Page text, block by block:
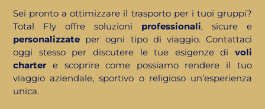
Sei pronto a ottimizzare il trasporto per i tuoi gruppi?
Total Fly offre soluzioni professionali, sicure e
personalizzate per ogni tipo di viaggio. Contattaci
oggi stesso per discutere le tue esigenze di voli
charter e scoprire come possiamo rendere il tuo
viaggio aziendale, sportivo o religioso un’esperienza
unica.